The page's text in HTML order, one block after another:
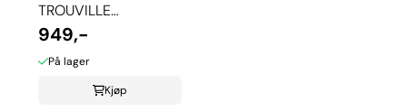
TROUVILLE
PLEDD/SENGEOVERKAST
- ...
949,-
På lager
Kjøp